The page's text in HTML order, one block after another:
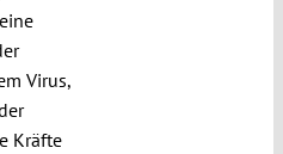
Virus,
Kräfte